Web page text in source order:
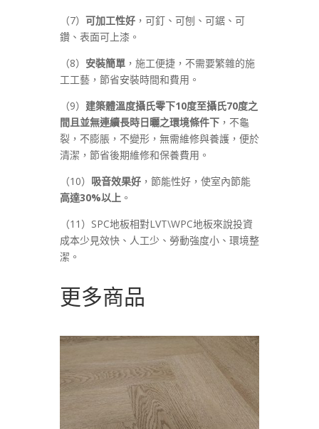
（7） 可加工性好 ，可釘、可刨、可鋸、可
鑽、表面可上漆。
（8） 安裝簡單 ，施工便捷，不需要繁雜的施
工工藝，節省安裝時間和費用。
（9） 建築體溫度攝氏零下10度至攝氏70度之
間且並無連續長時日曬之環境條件下 ，不龜
裂，不膨脹，不變形，無需維修與養護，便於
清潔，節省後期維修和保養費用。
（10） 吸音效果好 ，節能性好，使室內節能
高達30%以上 。
（11）SPC地板相對LVT\WPC地板來說投資
成本少見效快、人工少、勞動強度小、環境整
潔。
更多商品